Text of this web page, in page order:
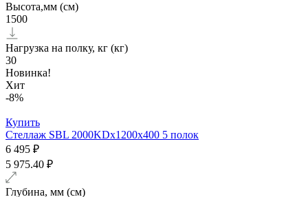
Высота,мм (см)
1500
Нагрузка на полку, кг (кг)
30
Новинка!
Хит
-8%
Купить
Стеллаж SBL 2000KDх1200x400 5 полок
6 495 ₽
5 975.40 ₽
Глубина, мм (см)